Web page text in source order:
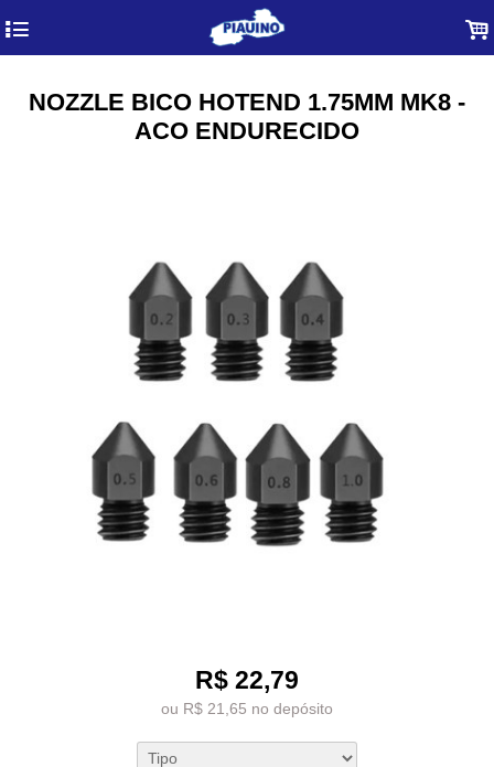
4 .
NOZZLE BICO HOTEND 1.75MM MK8 -
ACO ENDURECIDO
R$ 22,79
ou R$ 21,65 no depósito